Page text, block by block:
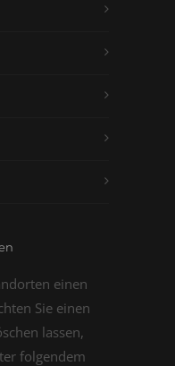
einen
Sie einen
lassen,
folgendem